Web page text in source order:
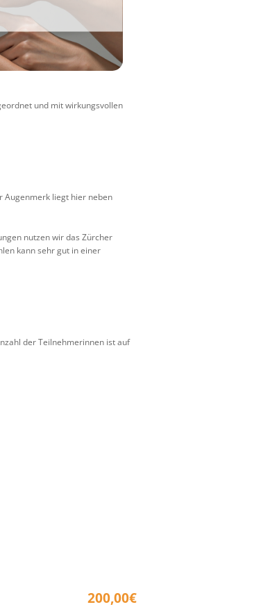
und mit wirkungsvollen
Augenmerk liegt hier neben
nutzen wir das Zürcher
kann sehr gut in einer
der Teilnehmerinnen ist auf
200,00€